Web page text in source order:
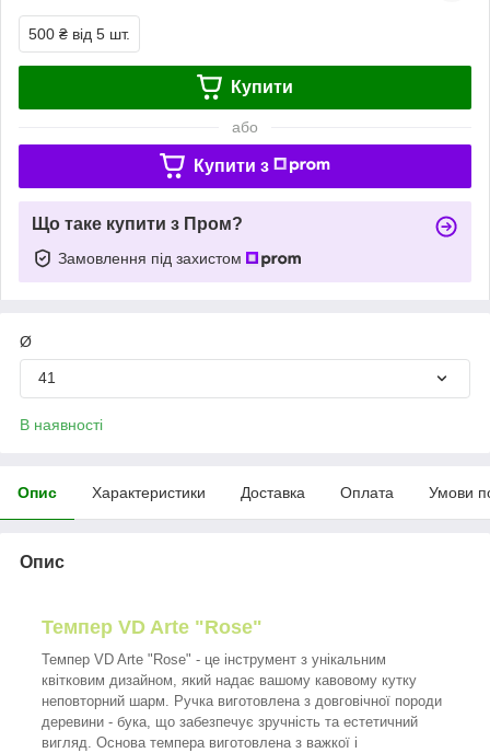
500 ₴ від 5 шт.
Купити
або
Купити з
Що таке купити з Пром?
Замовлення під захистом
Ø
41
В наявності
Опис Характеристики Доставка Оплата Умови
Опис
Темпер VD Arte "Rose"
Темпер VD Arte "Rose" - це інструмент з унікальним
квітковим дизайном, який надає вашому кавовому кутку
неповторний шарм. Ручка виготовлена з довговічної породи
деревини - бука, що забезпечує зручність та естетичний
вигляд. Основа темпера виготовлена з важкої і